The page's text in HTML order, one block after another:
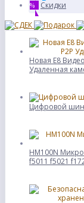
% Скидки
Новая E8
Удаленная
Цифровой
HM100N
f5011 f5021